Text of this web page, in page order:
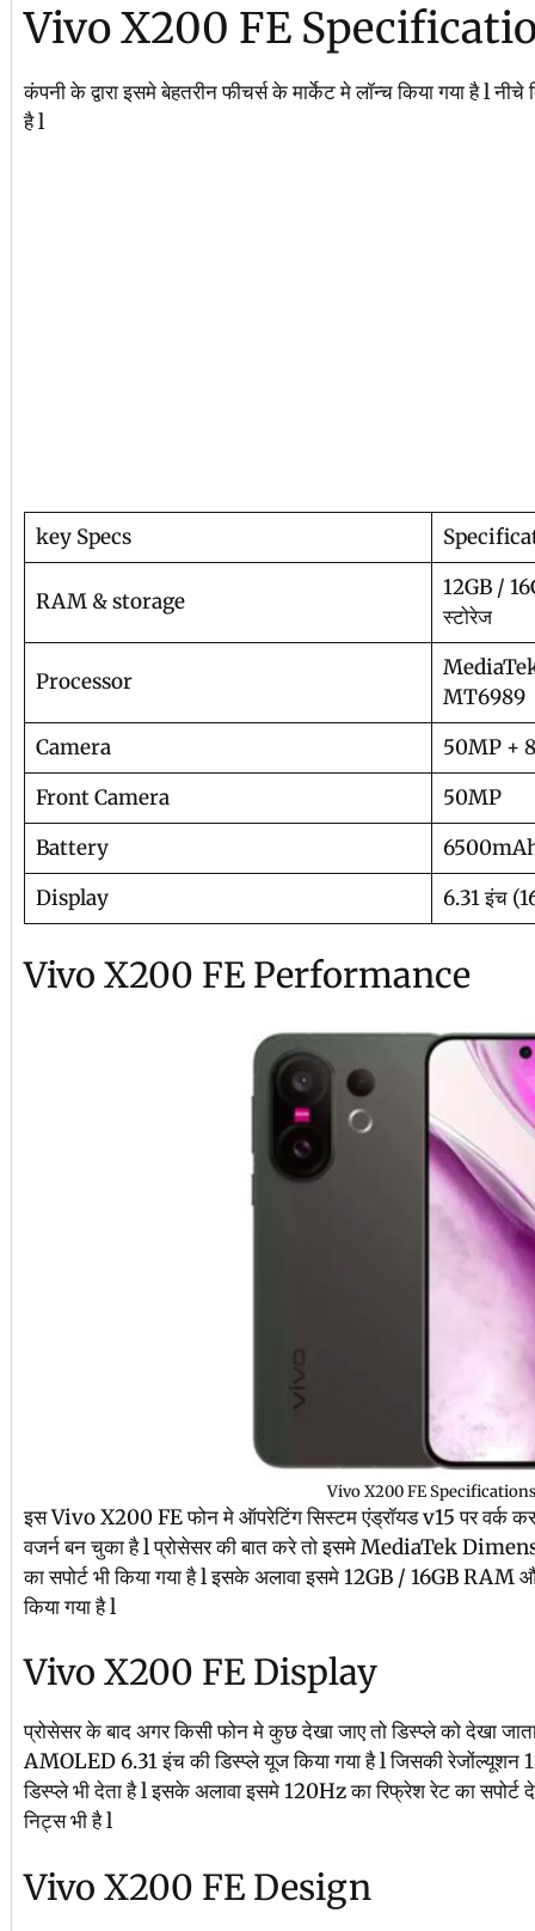
Vivo X200 FE
कंपनी के द्वारा इसमे बेहतरीन फीचर्स के मार्केट मे लॉन्च किया गया है l नीचे
है l
key Specs
RAM & storage
12GB /
स्टोरेज
Processor
MT6989
Camera
50MP +
Front Camera
50MP
Battery
Display
6.31 इंच
Vivo X200 FE Performance
Vivo X200 FE
इस Vivo X200 FE फोन मे ऑपरेटिंग सिस्टम एंड्रॉयड v15 पर वर्क
वजर्न बन चुका है l प्रोसेसर की बात करे तो इसमे MediaTek
का सपोर्ट भी किया गया है l इसके अलावा इसमे 12GB / 16GB RAM
किया गया है l
Vivo X200 FE Display
प्रोसेसर के बाद अगर किसी फोन मे कुछ देखा जाए तो डिस्प्ले को देखा
AMOLED 6.31 इंच की डिस्प्ले यूज किया गया है l जिसकी
डिस्प्ले भी देता है l इसके अलावा इसमे 120Hz का रिफ्रेश रेट का
निट्स भी है l
Vivo X200 FE Design